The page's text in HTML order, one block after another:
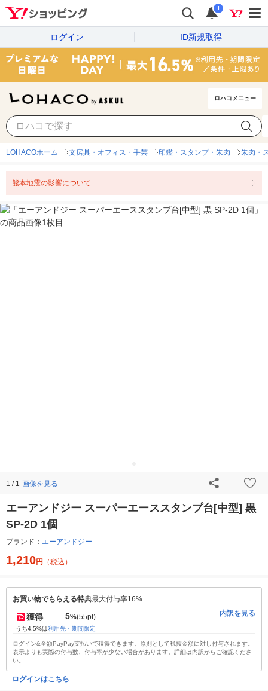
i
ログイン ID新規取得
ロハコメニュー
LOHACOホーム 文房具・オフィス・手芸 印鑑・スタンプ・朱肉 朱肉・
熊本地震の影響について
1 / 1 画像を見る
エーアンドジー スーパーエーススタンプ台[中型] 黒
SP-2D 1個
ブランド： エーアンドジー
1,210円 （税込）
お買い物でもらえる特典最大付与率16%
獲得 5%(55pt)
うち4.5%は利用先・期間限定
内訳を見る
ログイン&全額PayPay支払いで獲得できます。原則として税抜金額に対し付与されます。
表示よりも実際の付与数、付与率が少ない場合があります。詳細は内訳からご確認くださ
い。
ログインはこちら